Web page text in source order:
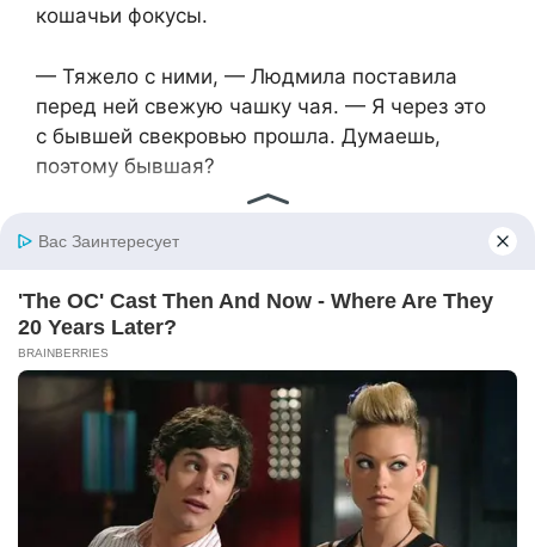
кошачьи фокусы.
— Тяжело с ними, — Людмила поставила
перед ней свежую чашку чая. — Я через это
с бывшей свекровью прошла. Думаешь,
поэтому бывшая?
отхлебнула горячий чай. — Дело в сыне,
мамой: пусть сами разбираются, кто
останется в живых.
Пусть. Пусть постоит под дверью, пусть
позвонит каждому соседу, пусть хоть
полицию вызовет. Вряд ли Нонна Даниловна
когда-нибудь поймёт, что именно сделала не
так. Но, может быть, хотя бы Макар наконец